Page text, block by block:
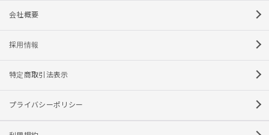
会社概要
採用情報
特定商取引法表示
プライバシーポリシー